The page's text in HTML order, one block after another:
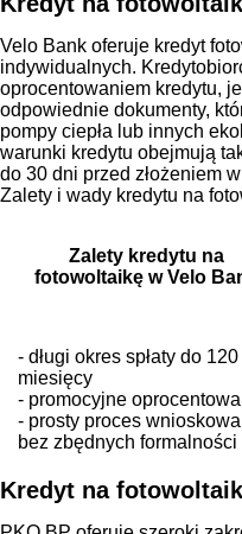
Velo Bank oferuje kredyt
indywidualnych.
oprocentowaniem kredytu,
odpowiednie dokumenty,
pompy ciepła lub innych
warunki kredytu obejmują
do 30 dni przed złożeniem
Zalety i wady kredytu na
Zalety kredytu na
fotowoltaikę w Velo
- długi okres spłaty do 120
miesięcy
- promocyjne
- prosty proces
bez zbędnych formalności
Kredyt na